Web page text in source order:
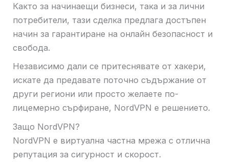
Както за начинаещи бизнеси, така и за лични
потребители, тази сделка предлага достъпен
начин за гарантиране на онлайн безопасност и
свобода.
Независимо дали се притеснявате от хакери,
искате да предавате поточно съдържание от
други региони или просто желаете по-
лицемерно сърфиране, NordVPN е решението.
Защо NordVPN?
NordVPN е виртуална частна мрежа с отлична
репутация за сигурност и скорост.